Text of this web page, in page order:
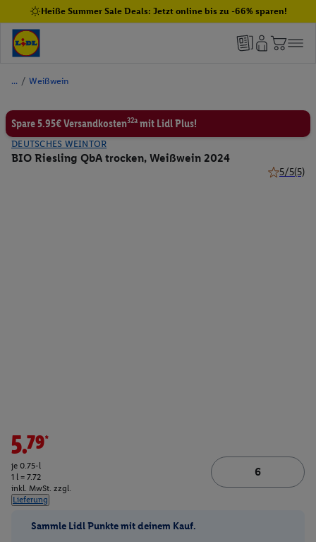
Heiße Summer Sale Deals: Jetzt online bis zu -66% sparen!
/ Weißwein
Spare 5.95€ Versandkosten32a mit Lidl Plus!
DEUTSCHES WEINTOR
BIO Riesling QbA trocken, Weißwein 2024
5/5(5)
5.79*
je 0.75-l
1 l = 7.72
inkl. MwSt. zzgl.
Lieferung
Sammle Lidl Punkte mit deinem Kauf.